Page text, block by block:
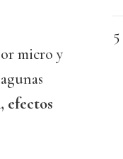
micro y
efectos